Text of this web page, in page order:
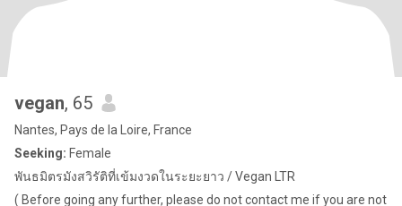
vegan, 65
Nantes, Pays de la Loire, France
Seeking: Female
พันธมิตรมังสวิรัติที่เข้มงวดในระยะยาว / Vegan LTR
( Before going any further, please do not contact me if you are not